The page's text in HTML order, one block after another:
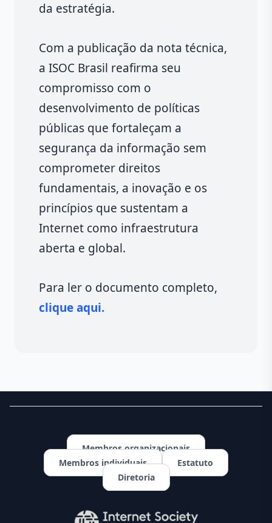
da estratégia.
Com a publicação da nota técnica,
a ISOC Brasil reafirma seu
compromisso com o
desenvolvimento de políticas
públicas que fortaleçam a
segurança da informação sem
comprometer direitos
fundamentais, a inovação e os
princípios que sustentam a
Internet como infraestrutura
aberta e global.
Para ler o documento completo,
clique aqui.
Membros organizacionais
Membros individuais
Estatuto
Diretoria